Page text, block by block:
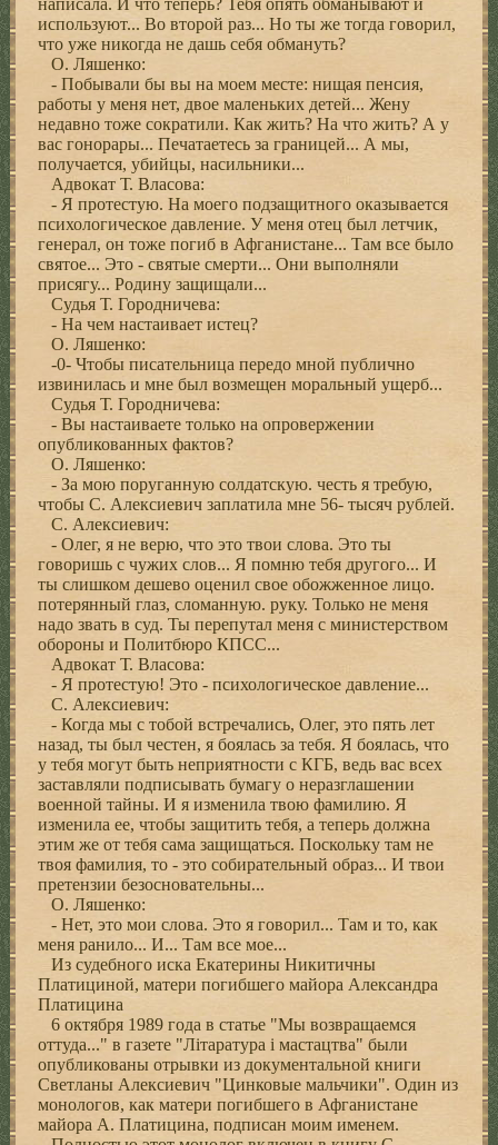
используют... Во второй раз... Но ты же тогда говорил,
что уже никогда не дашь себя обмануть?
О. Ляшенко:
- Побывали бы вы на моем месте: нищая пенсия,
работы у меня нет, двое маленьких детей... Жену
недавно тоже сократили. Как жить? На что жить? А у
вас гонорары... Печатаетесь за границей... А мы,
получается, убийцы, насильники...
Адвокат Т. Власова:
- Я протестую. На моего подзащитного оказывается
психологическое давление. У меня отец был летчик,
генерал, он тоже погиб в Афганистане... Там все было
святое... Это - святые смерти... Они выполняли
присягу... Родину защищали...
Судья Т. Городничева:
- На чем настаивает истец?
О. Ляшенко:
-0- Чтобы писательница передо мной публично
извинилась и мне был возмещен моральный ущерб...
Судья Т. Городничева:
- Вы настаиваете только на опровержении
опубликованных фактов?
О. Ляшенко:
- За мою поруганную солдатскую. честь я требую,
чтобы С. Алексиевич заплатила мне 56- тысяч рублей.
С. Алексиевич:
- Олег, я не верю, что это твои слова. Это ты
говоришь с чужих слов... Я помню тебя другого... И
ты слишком дешево оценил свое обожженное лицо.
потерянный глаз, сломанную. руку. Только не меня
надо звать в суд. Ты перепутал меня с министерством
обороны и Политбюро КПСС...
Адвокат Т. Власова:
- Я протестую! Это - психологическое давление...
С. Алексиевич:
- Когда мы с тобой встречались, Олег, это пять лет
назад, ты был честен, я боялась за тебя. Я боялась, что
у тебя могут быть неприятности с КГБ, ведь вас всех
заставляли подписывать бумагу о неразглашении
военной тайны. И я изменила твою фамилию. Я
изменила ее, чтобы защитить тебя, а теперь должна
этим же от тебя сама защищаться. Поскольку там не
твоя фамилия, то - это собирательный образ... И твои
претензии безосновательны...
О. Ляшенко:
- Нет, это мои слова. Это я говорил... Там и то, как
меня ранило... И... Там все мое...
Из судебного иска Екатерины Никитичны
Платициной, матери погибшего майора Александра
Платицина
6 октября 1989 года в статье "Мы возвращаемся
оттуда..." в газете "Лiтаратура i мастацтва" были
опубликованы отрывки из документальной книги
Светланы Алексиевич "Цинковые мальчики". Один из
монологов, как матери погибшего в Афганистане
майора А. Платицина, подписан моим именем.